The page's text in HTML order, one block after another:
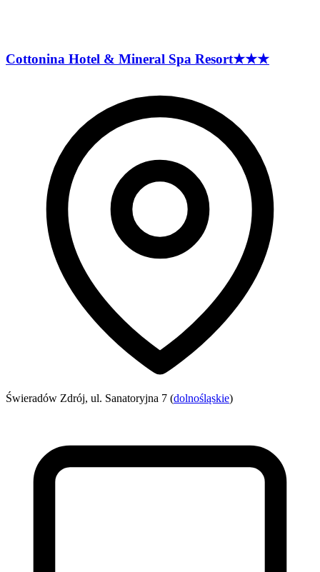
Cottonina Hotel & Mineral Spa Resort★★★
Świeradów Zdrój, ul. Sanatoryjna 7 (dolnośląskie)